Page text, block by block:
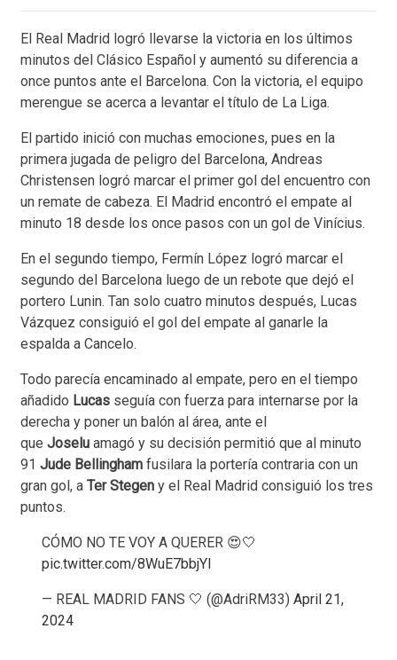
El Real Madrid logró llevarse la victoria en los últimos
minutos del Clásico Español y aumentó su diferencia a
once puntos ante el Barcelona. Con la victoria, el equipo
merengue se acerca a levantar el título de La Liga.
El partido inició con muchas emociones, pues en la
primera jugada de peligro del Barcelona, Andreas
Christensen logró marcar el primer gol del encuentro con
un remate de cabeza. El Madrid encontró el empate al
minuto 18 desde los once pasos con un gol de Vinícius.
En el segundo tiempo, Fermín López logró marcar el
segundo del Barcelona luego de un rebote que dejó el
portero Lunin. Tan solo cuatro minutos después, Lucas
Vázquez consiguió el gol del empate al ganarle la
espalda a Cancelo.
Todo parecía encaminado al empate, pero en el tiempo
añadido Lucas seguía con fuerza para internarse por la
derecha y poner un balón al área, ante el
que Joselu amagó y su decisión permitió que al minuto
91 Jude Bellingham fusilara la portería contraria con un
gran gol, a Ter Stegen y el Real Madrid consiguió los tres
puntos.
CÓMO NO TE VOY A QUERER 😍🤍
pic.twitter.com/8WuE7bbjYI
— REAL MADRID FANS 🤍 (@AdriRM33) April 21,
2024